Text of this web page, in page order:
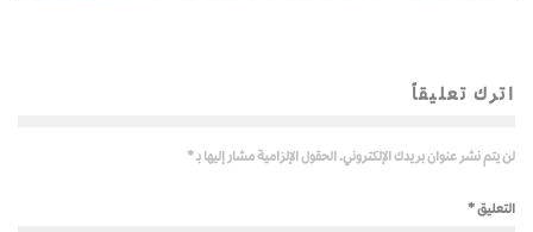
اترك تعليقاً
لن يتم نشر عنوان بريدك الإلكتروني. الحقول الإلزامية مشار إليها بـ*
التعليق*